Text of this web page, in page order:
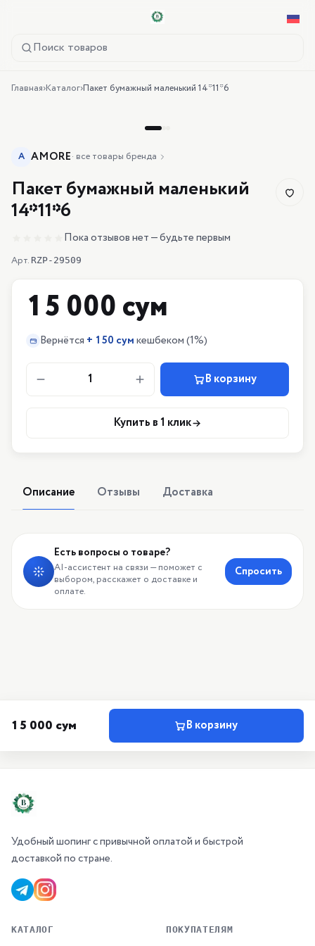
Поиск товаров
Главная›Каталог›Пакет бумажный маленький 14*11*6
A AMORE· все товары бренда
Пакет бумажный маленький
14*11*6
Пока отзывов нет — будьте первым
Арт. RZP-29509
15 000 сум
Вернётся + 150 сумкешбеком(1%)
1 В корзину
Купить в 1 клик
Описание Отзывы Доставка
Есть вопросы о товаре?
AI-ассистент на связи — поможет с
выбором, расскажет о доставке и
оплате.
Спросить
15 000 сум В корзину
Удобный шопинг с привычной оплатой и быстрой
доставкой по стране.
КАТАЛОГ ПОКУПАТЕЛЯМ